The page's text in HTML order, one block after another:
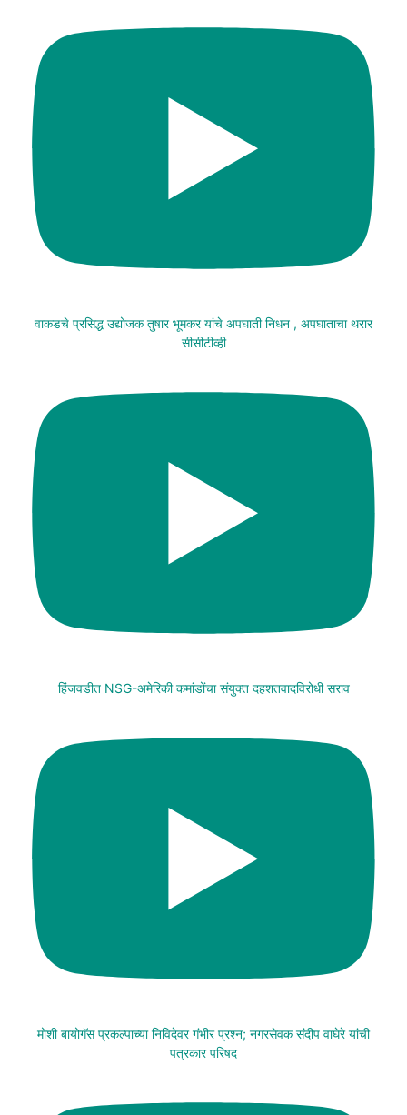
वाकडचे प्रसिद्ध उद्योजक तुषार भूमकर यांचे अपघाती निधन , अपघाताचा थरार
सीसीटीव्ही
हिंजवडीत NSG-अमेरिकी कमांडोंचा संयुक्त दहशतवादविरोधी सराव
मोशी बायोगॅस प्रकल्पाच्या निविदेवर गंभीर प्रश्न; नगरसेवक संदीप वाघेरे यांची
पत्रकार परिषद